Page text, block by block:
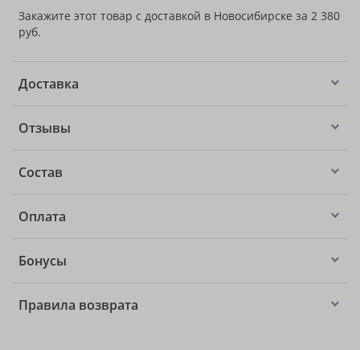
Закажите этот товар с доставкой в Новосибирске за 2 380
руб.
Доставка
Отзывы
Состав
Оплата
Бонусы
Правила возврата